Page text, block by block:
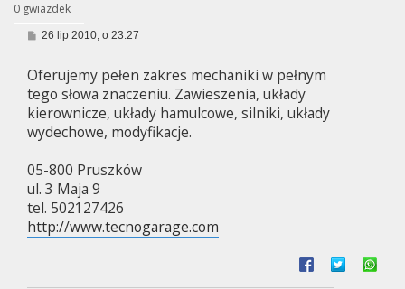
0 gwiazdek
P
t
26 lip 2010, o 23:27
Oferujemy pełen zakres mechaniki w pełnym
tego słowa znaczeniu. Zawieszenia, układy
kierownicze, układy hamulcowe, silniki, układy
wydechowe, modyfikacje.
05-800 Pruszków
ul. 3 Maja 9
tel. 502127426
http://www.tecnogarage.com